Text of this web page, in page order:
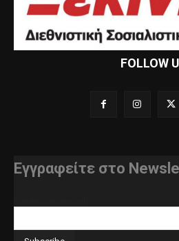
FOLLOW
Εγγραφείτε στο